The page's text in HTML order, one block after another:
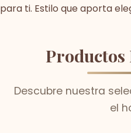
para ti. Estilo que aporta
Productos
Descubre nuestra
el